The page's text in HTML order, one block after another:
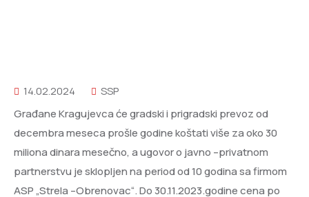
14.02.2024
SSP
Građane Kragujevca će gradski i prigradski prevoz od
decembra meseca prošle godine koštati više za oko 30
miliona dinara mesečno, a ugovor o javno –privatnom
partnerstvu je sklopljen na period od 10 godina sa firmom
ASP „Strela –Obrenovac“. Do 30.11.2023.godine cena po